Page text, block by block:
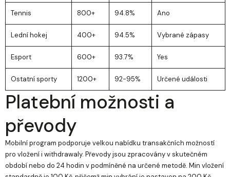
Tennis 800+ 94.8% Ano
Lední hokej 400+ 94.5% Vybrané zápasy
Esport 600+ 93.7% Yes
Ostatní sporty 1200+ 92-95% Určené události
Platební možnosti a
převody
Mobilní program podporuje velkou nabídku transakčních možností
pro vložení i withdrawaly. Převody jsou zpracovány v skutečném
období nebo do 24 hodin v podmíněné na určené metodě. Min vložení